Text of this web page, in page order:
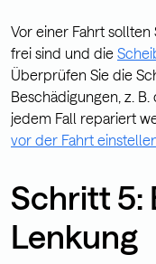
Vor einer Fahrt sollten
frei sind und die
Überprüfen Sie die
Beschädigungen, z. B.
jedem Fall repariert
vor der Fahrt
Schritt 5:
Lenkung